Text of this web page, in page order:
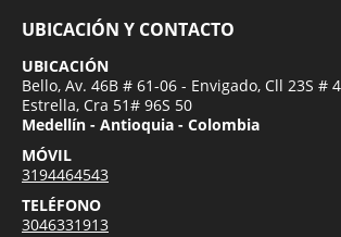
UBICACIÓN Y CONTACTO
UBICACIÓN
Bello, Av. 46B # 61-06 - Envigado, Cll 23S #
Estrella, Cra 51# 96S 50
Medellín - Antioquia - Colombia
MÓVIL
3194464543
TELÉFONO
3046331913